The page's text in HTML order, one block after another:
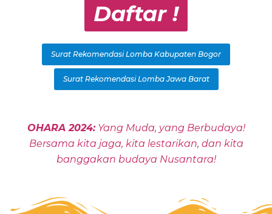
Daftar !
Surat Rekomendasi Lomba Kabupaten Bogor
Surat Rekomendasi Lomba Jawa Barat
OHARA 2024:Yang Muda, yang Berbudaya!
Bersama kita jaga, kita lestarikan, dan kita
banggakan budaya Nusantara!